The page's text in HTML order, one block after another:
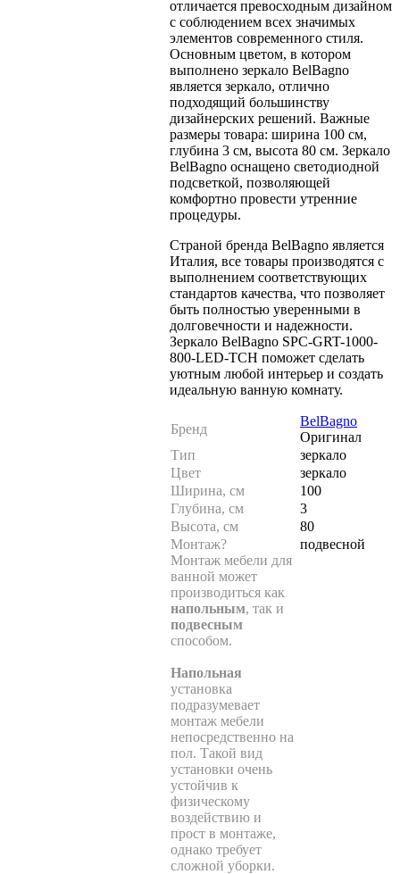
отличается превосходным дизайном
с соблюдением всех значимых
элементов современного стиля.
Основным цветом, в котором
выполнено зеркало BelBagno
является зеркало, отлично
подходящий большинству
дизайнерских решений. Важные
размеры товара: ширина 100 см,
глубина 3 см, высота 80 см. Зеркало
BelBagno оснащено светодиодной
подсветкой, позволяющей
комфортно провести утренние
процедуры.
Страной бренда BelBagno является
Италия, все товары производятся с
выполнением соответствующих
стандартов качества, что позволяет
быть полностью уверенными в
долговечности и надежности.
Зеркало BelBagno SPC-GRT-1000-
800-LED-TCH поможет сделать
уютным любой интерьер и создать
идеальную ванную комнату.
Бренд
BelBagno
Оригинал
Тип
зеркало
Цвет
зеркало
Ширина, см
100
Глубина, см
3
Высота, см
80
Монтаж?
Монтаж мебели для
ванной может
производиться как
напольным, так и
подвесным
способом.
Напольная
установка
подразумевает
монтаж мебели
непосредственно на
пол. Такой вид
установки очень
устойчив к
физическому
воздействию и
прост в монтаже,
однако требует
сложной уборки.
подвесной